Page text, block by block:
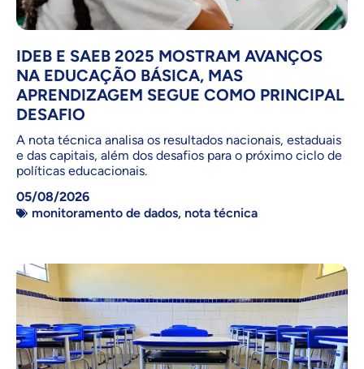
IDEB E SAEB 2025 MOSTRAM AVANÇOS
NA EDUCAÇÃO BÁSICA, MAS
APRENDIZAGEM SEGUE COMO PRINCIPAL
DESAFIO
A nota técnica analisa os resultados nacionais, estaduais
e das capitais, além dos desafios para o próximo ciclo de
políticas educacionais.
05/08/2026
monitoramento de dados, nota técnica